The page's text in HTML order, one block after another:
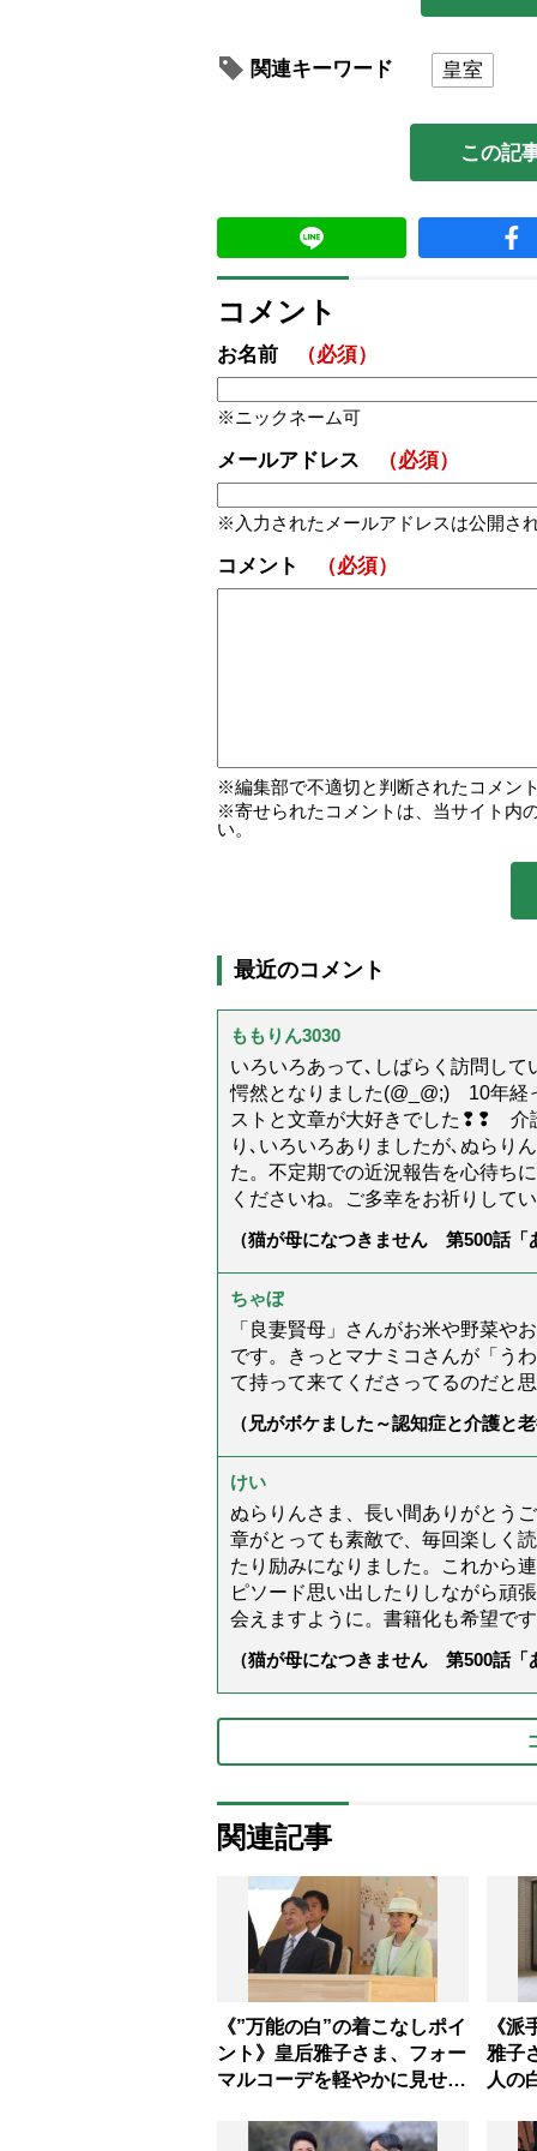
関連キーワード 皇室
この記
コメント
お名前 （必須）
ニックネーム可
メールアドレス （必須）
入力されたメールアドレスは公開さ
コメント （必須）
編集部で不適切と判断されたコメン
寄せられたコメントは、当サイト内
い。
最近のコメント
ももりん3030
いろいろあって､しばらく訪問し
愕然となりました(@_@;) 10年経
ストと文章が大好きでした❢❢ 介
り､いろいろありましたが､ぬらり
た。不定期での近況報告を心待ち
くださいね。ご多幸をお祈りして
（猫が母になつきません 第500話「
ちゃぼ
「良妻賢母」さんがお米や野菜や
です。きっとマナミコさんが「う
て持って来てくださってるのだと
（兄がボケました～認知症と介護と
けい
ぬらりんさま、長い間ありがとう
章がとっても素敵で、毎回楽しく
たり励みになりました。これから
ピソード思い出したりしながら頑
会えますように。書籍化も希望で
（猫が母になつきません 第500話「
関連記事
《”万能の白”の着こなしポイ
ント》皇后雅子さま、フォー
マルコーデを軽やかに見せる
《
雅子
人の